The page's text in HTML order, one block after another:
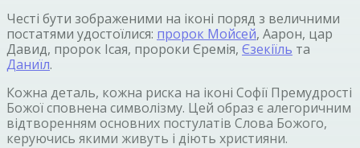
Честі бути зображеними на іконі поряд з величними
постатями удостоїлися: пророк Мойсей, Аарон, цар
Давид, пророк Ісая, пророки Єремія, Єзекіїль та
Даниїл.
Кожна деталь, кожна риска на іконі Софії Премудрості
Божої сповнена символізму. Цей образ є алегоричним
відтворенням основних постулатів Слова Божого,
керуючись якими живуть і діють християни.